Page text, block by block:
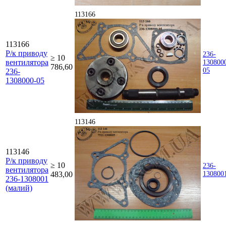
113166
Р/к приводу
вентилятора
236-
1308000-05
≥ 10
786,60
113166
236-
05
113146
Р/к приводу
вентилятора
236-1308001
(малий)
≥ 10
483,00
113146
236-